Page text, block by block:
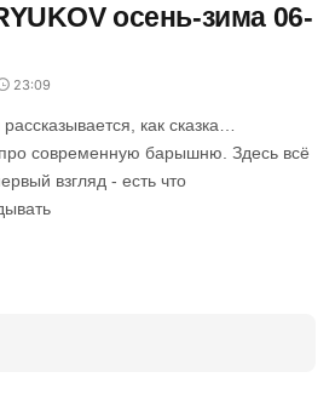
осень-зима 06-
23:09
как сказка…
про современную барышню. Здесь всё
взгляд - есть что